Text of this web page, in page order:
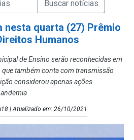
nesta quarta (27) Prêmio
Humanos
de Ensino serão reconhecidas em
também conta com transmissão
considerou apenas ações
| Atualizado em: 26/10/2021